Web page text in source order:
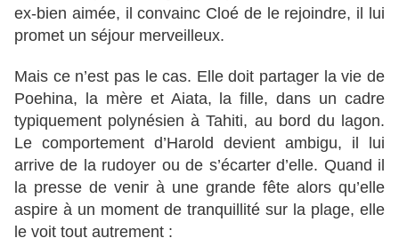
ex-bien aimée, il convainc Cloé de le rejoindre, il lui
promet un séjour merveilleux.
Mais ce n’est pas le cas. Elle doit partager la vie de
Poehina, la mère et Aiata, la fille, dans un cadre
typiquement polynésien à Tahiti, au bord du lagon.
Le comportement d’Harold devient ambigu, il lui
arrive de la rudoyer ou de s’écarter d’elle. Quand il
la presse de venir à une grande fête alors qu’elle
aspire à un moment de tranquillité sur la plage, elle
le voit tout autrement :